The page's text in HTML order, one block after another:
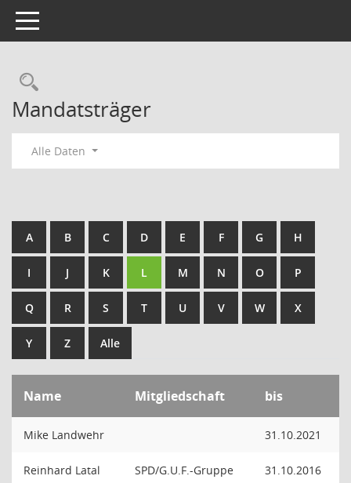
Toggle navigation
Rechercheauswahl
Mandatsträger
Alle Daten
A B C D E F G H
I J K L M N O P
Q R S T U V W X
Y Z Alle
Name Mitgliedschaft bis
Mike Landwehr 31.10.2021
Reinhard Latal SPD/G.U.F.-Gruppe 31.10.2016